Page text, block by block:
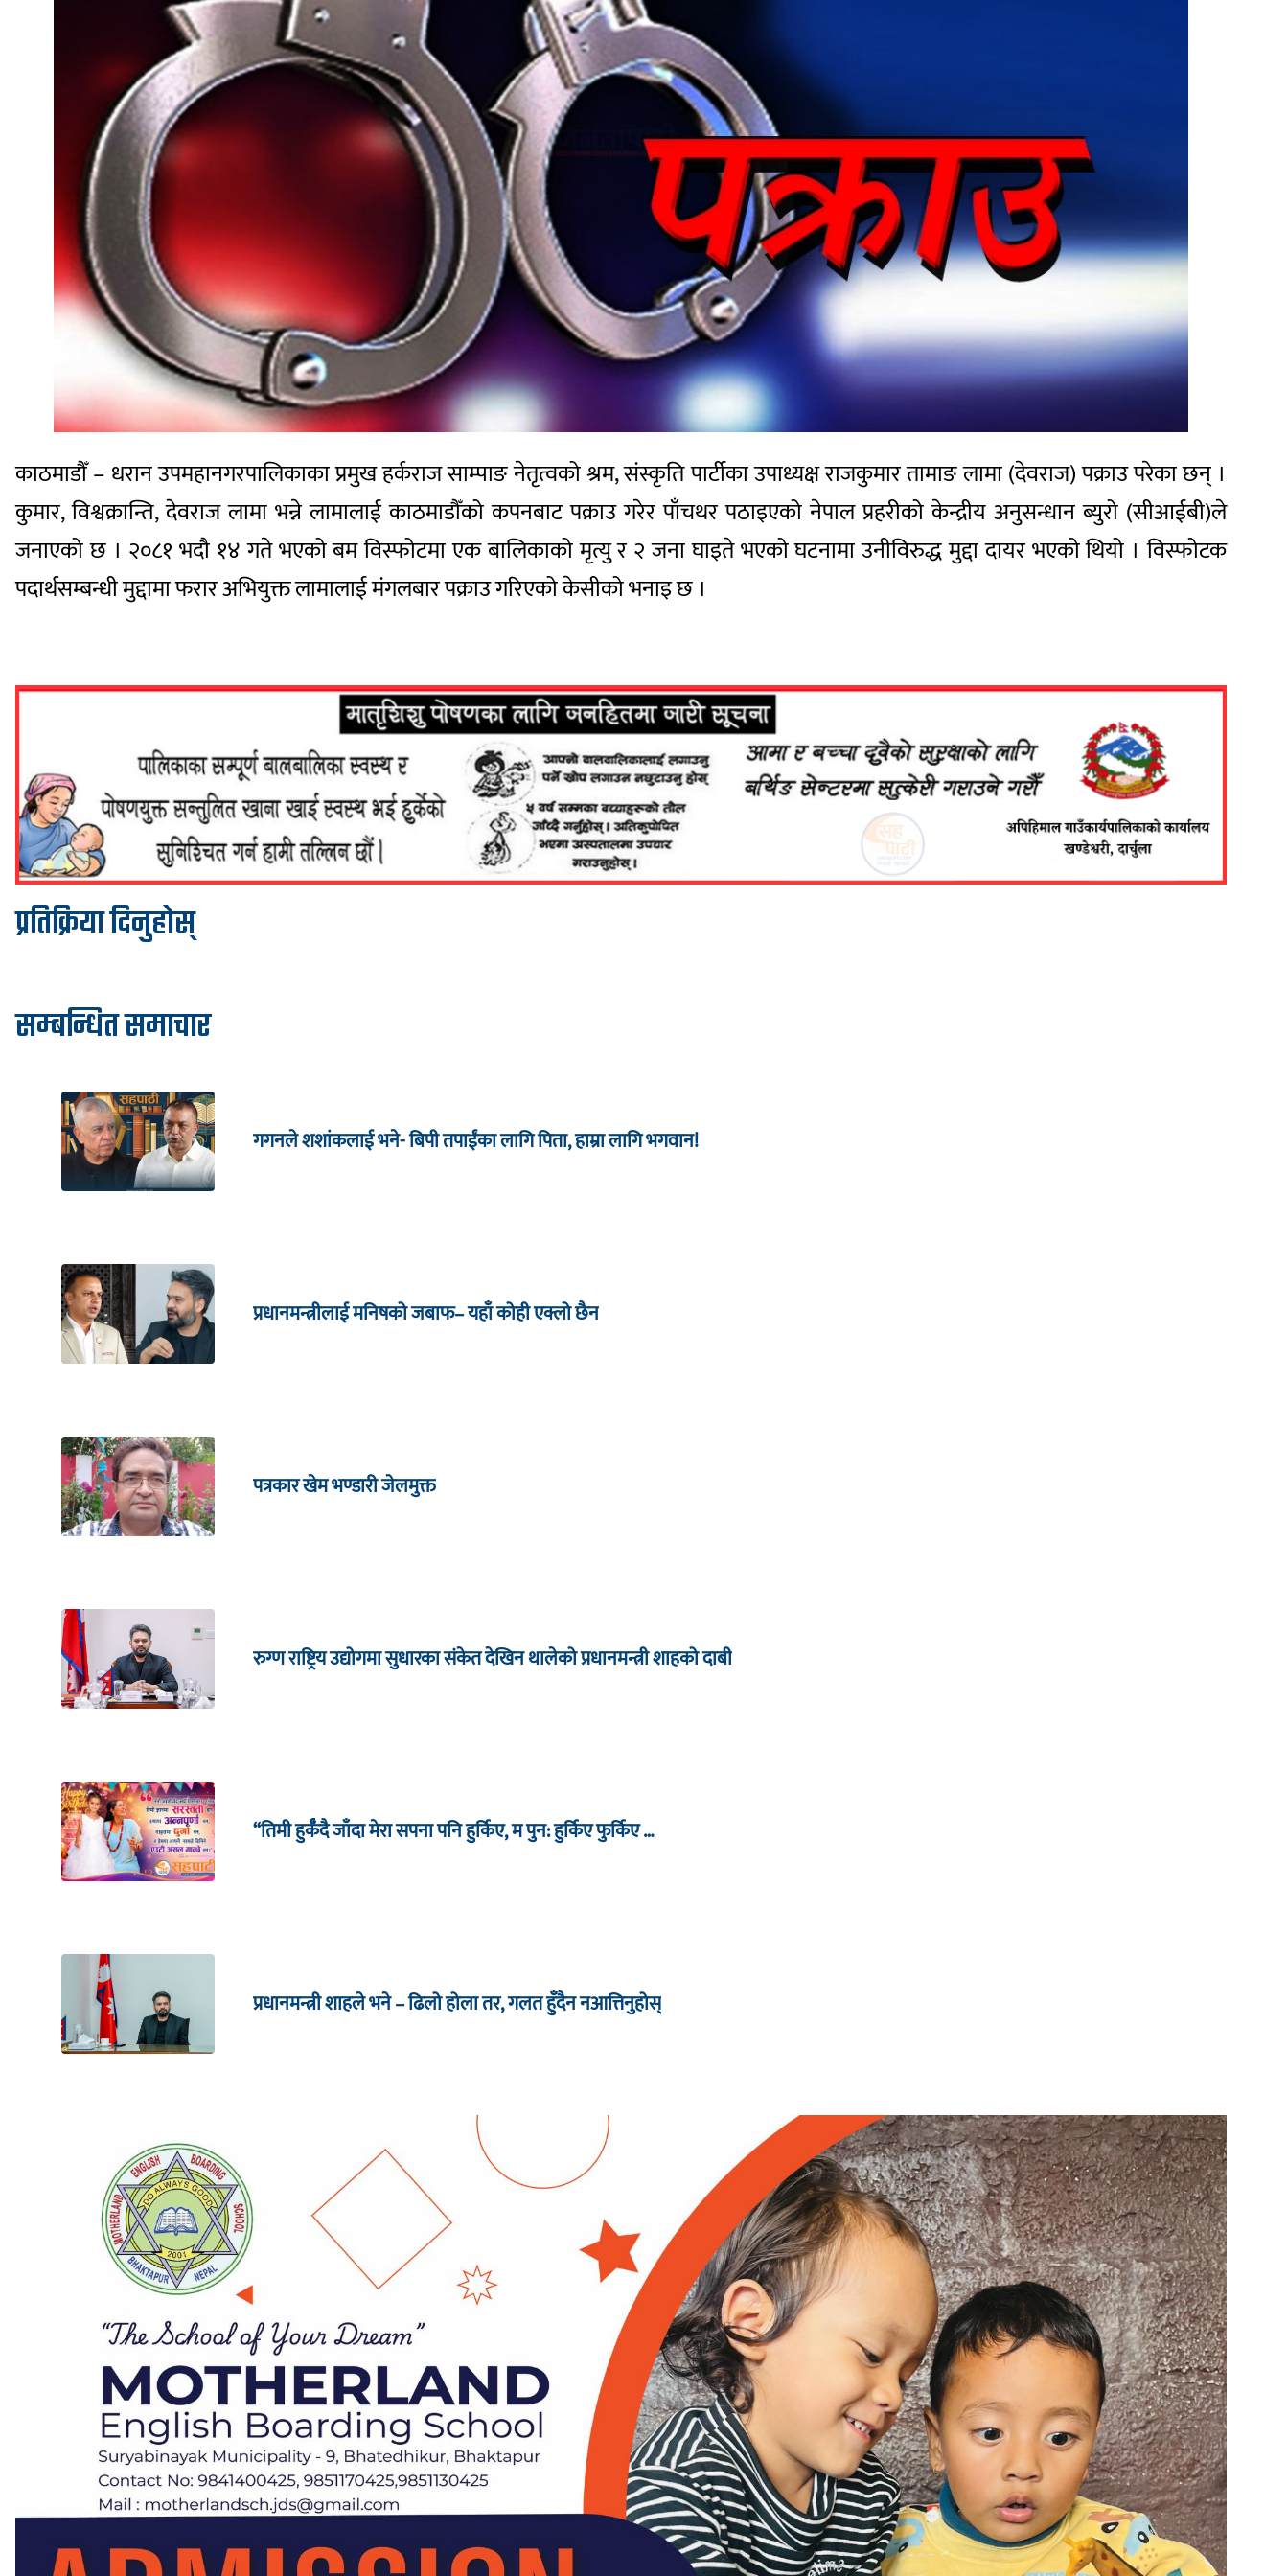
काठमाडौँ – धरान उपमहानगरपालिकाका प्रमुख हर्कराज साम्पाङ नेतृत्वको श्रम, संस्कृति पार्टीका उपाध्यक्ष राजकुमार तामाङ लामा (देवराज) पक्राउ परेका छन् ।
कुमार, विश्वक्रान्ति, देवराज लामा भन्ने लामालाई काठमाडौँको कपनबाट पक्राउ गरेर पाँचथर पठाइएको नेपाल प्रहरीको केन्द्रीय अनुसन्धान ब्युरो (सीआईबी)ले
जनाएको छ । २०८१ भदौ १४ गते भएको बम विस्फोटमा एक बालिकाको मृत्यु र २ जना घाइते भएको घटनामा उनीविरुद्ध मुद्दा दायर भएको थियो । विस्फोटक
पदार्थसम्बन्धी मुद्दामा फरार अभियुक्त लामालाई मंगलबार पक्राउ गरिएको केसीको भनाइ छ ।
प्रतिक्रिया दिनुहोस्
सम्बन्धित समाचार
गगनले शशांकलाई भने- बिपी तपाईंका लागि पिता, हाम्रा लागि भगवान!
प्रधानमन्त्रीलाई मनिषको जबाफ– यहाँ कोही एक्लो छैन
पत्रकार खेम भण्डारी जेलमुक्त
रुग्ण राष्ट्रिय उद्योगमा सुधारका संकेत देखिन थालेको प्रधानमन्त्री शाहको दाबी
“तिमी हुर्कँदै जाँदा मेरा सपना पनि हुर्किए, म पुन: हुर्किए फुर्किए …
प्रधानमन्त्री शाहले भने – ढिलो होला तर, गलत हुँदैन नआत्तिनुहोस्